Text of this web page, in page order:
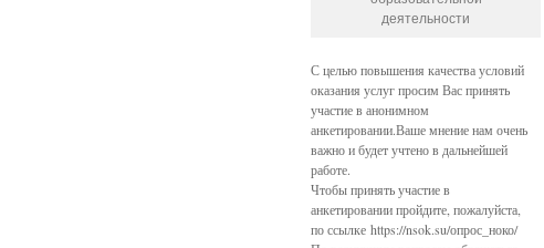
деятельности
С целью повышения качества условий
оказания услуг просим Вас принять
участие в анонимном
анкетировании.Ваше мнение нам очень
важно и будет учтено в дальнейшей
работе.
Чтобы принять участие в
анкетировании пройдите, пожалуйста,
по ссылке https://nsok.su/опрос_ноко/